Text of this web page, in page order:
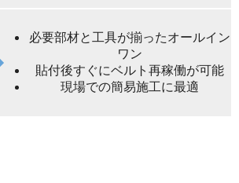
必要部材と工具が揃ったオールイン
ワン
貼付後すぐにベルト再稼働が可能
現場での簡易施工に最適